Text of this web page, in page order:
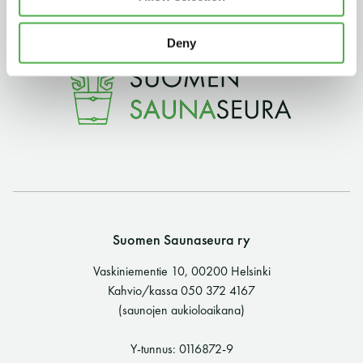
Deny
11 saunomiskerran kortti
120€
3kk kortti - M / N
275€ / 115€
Vuosikortti - M / N
Suomen Saunaseura ry
Vaskiniementie 10, 00200 Helsinki
(saunojen aukioloaikana)
Suomen Saunaseura ry
Vaskiniementie 10, 00200 Helsinki
Kahvio/kassa 050 372 4167
(saunojen aukioloaikana)
Y-tunnus: 0116872-9